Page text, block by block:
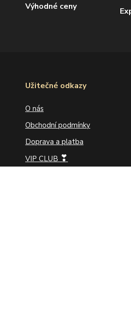
Výhodné ceny
Užitečné odkazy
O nás
Obchodní podmínky
Doprava a platba
VIP CLUB ❣